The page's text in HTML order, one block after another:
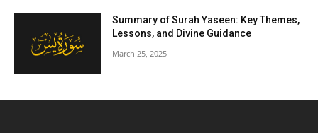
Summary of Surah Yaseen: Key Themes,
Lessons, and Divine Guidance
March 25, 2025